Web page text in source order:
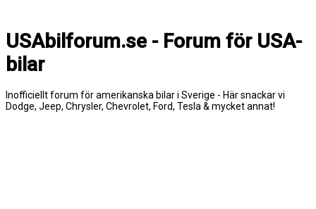
USAbilforum.se - Forum för USA-
bilar
Inofficiellt forum för amerikanska bilar i Sverige - Här snackar vi
Dodge, Jeep, Chrysler, Chevrolet, Ford, Tesla & mycket annat!